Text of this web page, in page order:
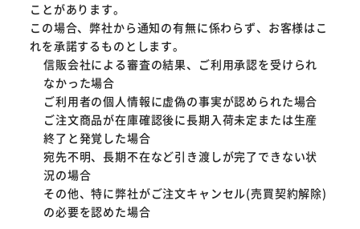
ことがあります。
この場合、弊社から通知の有無に係わらず、お客様はこ
れを承諾するものとします。
信販会社による審査の結果、ご利用承認を受けられ
なかった場合
ご利用者の個人情報に虚偽の事実が認められた場合
ご注文商品が在庫確認後に長期入荷未定または生産
終了と発覚した場合
宛先不明、長期不在など引き渡しが完了できない状
況の場合
その他、特に弊社がご注文キャンセル(売買契約解除)
の必要を認めた場合